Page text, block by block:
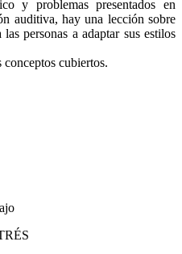
y problemas presentados en
auditiva, hay una lección sobre
personas a adaptar sus estilos
cubiertos.